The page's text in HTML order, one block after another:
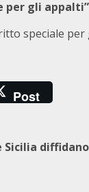
per gli appalti”
speciale
Post
Sicilia diffidano